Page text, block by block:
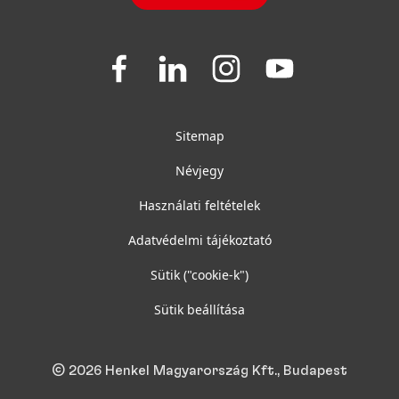
Join
Join
on
Join
on
Join
on
Sitemap
Névjegy
Használati feltételek
Adatvédelmi tájékoztató
Sütik ("cookie-k")
Sütik beállítása
© 2026 Henkel Magyarország Kft., Budapest